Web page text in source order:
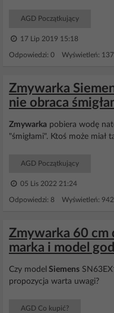
AGD Początkujący
17 Lip 2019 15:18
Odpowiedzi: 0 Wyświetleń:
Zmywarka
nie obraca
Zmywarka pobiera wodę
"śmigłami". Ktoś może miał
AGD Początkujący
05 Lis 2022 21:24
Odpowiedzi: 8 Wyświetleń: 942
Zmywarka 60 cm
marka i model
Czy model Siemens
propozycja warta uwagi?
AGD Co kupić?